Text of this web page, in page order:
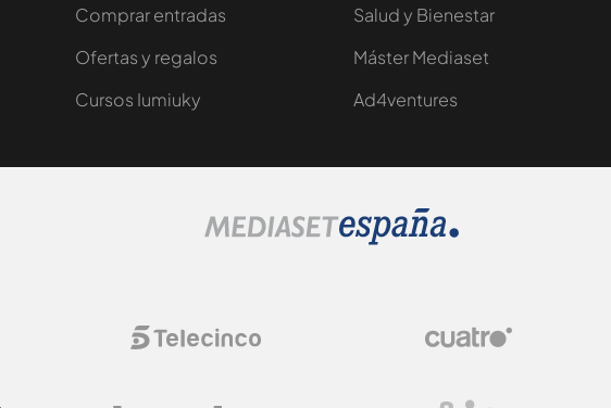
Comprar entradas
Ofertas y regalos
Cursos Iumiuky
Salud y Bienestar
Máster Mediaset
Ad4ventures